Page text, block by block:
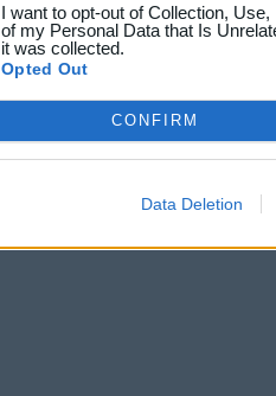
I want to opt-out of Collection,
of my Personal Data that Is
it was collected.
Opted Out
CONFIRM
Data Deletion